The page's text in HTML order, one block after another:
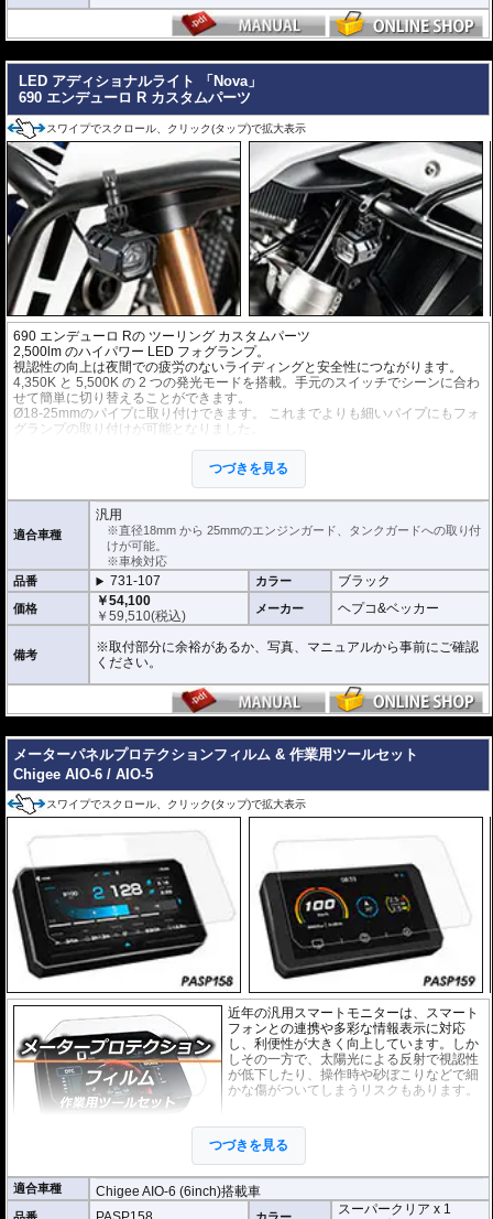
LED アディショナルライト 「Nova」
690 エンデューロ R カスタムパーツ
スワイプでスクロール、クリック(タップ)で拡大表示
690 エンデューロ Rの ツーリング カスタムパーツ
2,500lm のハイパワー LED フォグランプ。
視認性の向上は夜間での疲労のないライディングと安全性につながります。
4,350K と 5,500K の 2 つの発光モードを搭載。手元のスイッチでシーンに合わ
せて簡単に切り替えることができます。
Ø18-25mmのパイプに取り付けできます。 これまでよりも細いパイプにもフォ
グランプの取り付けが可能となりました。
ヘプコ&ベッカーのエンジンガードおよび、Wunderlichのエンジンガード、純
正エンジンガード等(接触物がないか事前にご確認ください)に最適です。
手元で操作可能な消灯/点灯スイッチ付属(インジケータライト機能付)。
左右2個セット。
12V / 22W (1フォグランプあたり)
つづきを見る
適合車種
汎用
※直径18mm から 25mmのエンジンガード、タンクガードへの取り付
けが可能。
※車検対応
品番
731-107 カラー ブラック
価格
￥54,100
￥59,510(税込) メーカー ヘプコ&ベッカー
備考
※取付部分に余裕があるか、写真、マニュアルから事前にご確認
ください。
メーターパネルプロテクションフィルム & 作業用ツールセット
Chigee AIO-6 / AIO-5
スワイプでスクロール、クリック(タップ)で拡大表示
近年の汎用スマートモニターは、スマート
フォンとの連携や多彩な情報表示に対応
し、利便性が大きく向上しています。しか
しその一方で、太陽光による反射で視認性
が低下したり、操作時や砂ぼこりなどで細
かな傷がついてしまうリスクもあります。
汚れからディスプレイを保護します。
トには２枚のフィルム(スーパークリアとア
ンチグレア)が入っており
合わせたものをご利用いただけます。
スーパークリア :
耐摩耗性が非常に高く、
つづきを見る
適合車種 Chigee AIO-6 (6inch)搭載車
スーパークリア x 1